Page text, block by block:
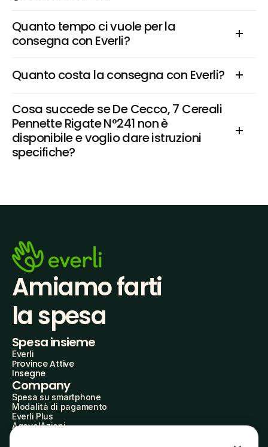
Quanto tempo ci vuole per la
consegna con Everli?
Quanto costa la consegna con Everli?
Cosa succede se De Cecco, 7 Cereali
Pennette Rigate N°241 non è
disponibile e voglio dare istruzioni
specifiche?
Amiamo farti
la spesa
Spesa insieme
Everli
Province Attive
Insegne
Company
Spesa su smartphone
Modalità di pagamento
Everli Plus
AgevolAzioni